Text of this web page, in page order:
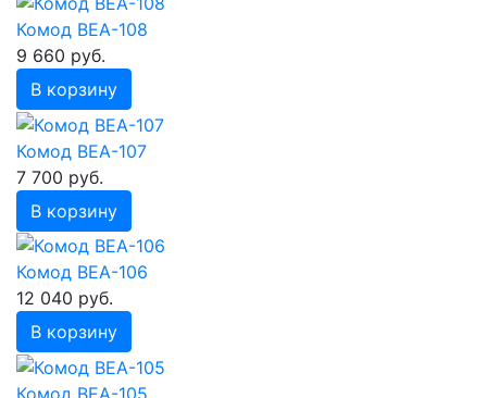
Комод ВЕА-108
9 660 руб.
В корзину
Комод ВЕА-107
7 700 руб.
В корзину
Комод ВЕА-106
12 040 руб.
В корзину
Комод ВЕА-105